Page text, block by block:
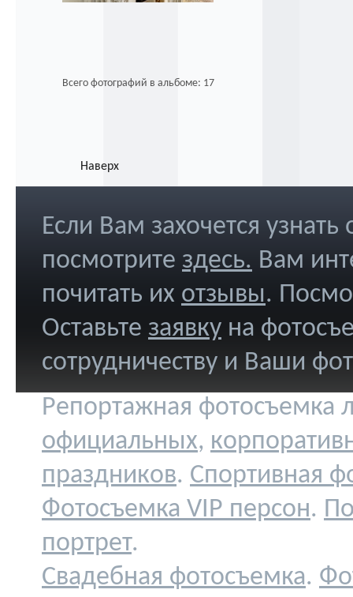
Всего фотографий в альбоме: 17
Наверх
Если Вам захочется
посмотрите здесь. Вам
почитать их отзывы.
Оставьте заявку на
сотрудничеству и Ваши
Репортажная фотосъемка
официальных,
праздников. Спортивная
Фотосъемка VIP персон.
портрет.
Свадебная фотосъемка.